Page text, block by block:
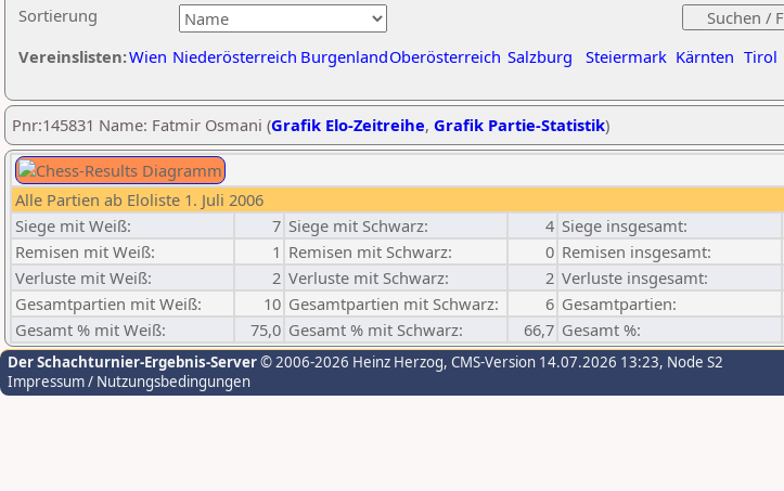
Sortierung
Vereinslisten:Wien Niederösterreich BurgenlandOberösterreich Salzburg Steiermark Kärnten Tirol
Pnr:145831 Name: Fatmir Osmani (Grafik Elo-Zeitreihe, Grafik Partie-Statistik)
Alle Partien ab Eloliste 1. Juli 2006
Siege mit Weiß:
7 Siege mit Schwarz: 4 Siege insgesamt:
Remisen mit Weiß:
1 Remisen mit Schwarz: 0 Remisen insgesamt:
Verluste mit Weiß:
2 Verluste mit Schwarz: 2 Verluste insgesamt:
Gesamtpartien mit Weiß:
10 Gesamtpartien mit Schwarz: 6 Gesamtpartien:
Gesamt % mit Weiß:
75,0 Gesamt % mit Schwarz: 66,7 Gesamt %:
Der Schachturnier-Ergebnis-Server© 2006-2026 Heinz Herzog, CMS-Version 14.07.2026 13:23, Node S2
Impressum / Nutzungsbedingungen